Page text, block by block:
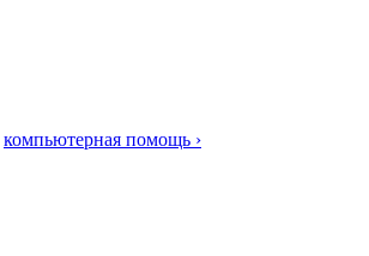
компьютерная помощь ›